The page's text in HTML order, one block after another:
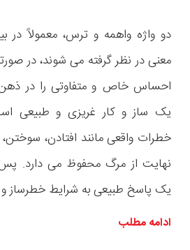
دو واژه واهمه و ترس، معمولاً در
معنی در نظر گرفته می شوند، در
احساس خاص و متفاوتی را در
یک ساز و کار غریزی و طبیعی
خطرات واقعی مانند افتادن،
نهایت از مرگ محفوظ می دارد.
یک پاسخ طبیعی به شرایط خطرساز
ادامه مطلب